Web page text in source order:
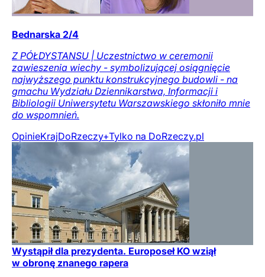
Bednarska 2/4
Z PÓŁDYSTANSU | Uczestnictwo w ceremonii
zawieszenia wiechy - symbolizującej osiągnięcie
najwyższego punktu konstrukcyjnego budowli - na
gmachu Wydziału Dziennikarstwa, Informacji i
Bibliologii Uniwersytetu Warszawskiego skłoniło mnie
do wspomnień.
OpinieKrajDoRzeczy+Tylko na DoRzeczy.pl
Wystąpił dla prezydenta. Europoseł KO wziął
w obronę znanego rapera